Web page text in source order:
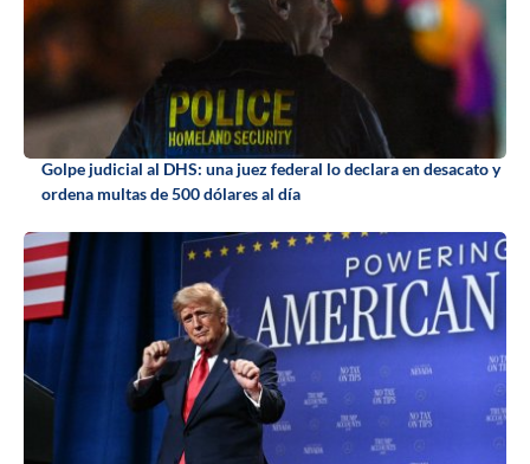
Golpe judicial al DHS: una juez federal lo declara en desacato y
ordena multas de 500 dólares al día